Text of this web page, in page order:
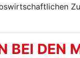
BEI DEN